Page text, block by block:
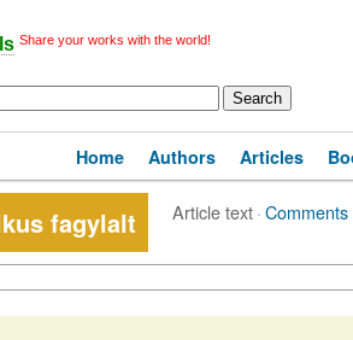
Share your works with the world!
Home Authors Articles
fagylalt Article text·Comments